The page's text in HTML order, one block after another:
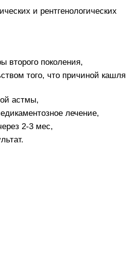
и рентгенологических
второго поколения,
того, что причиной кашля
астмы,
лечение,
2-3 мес,